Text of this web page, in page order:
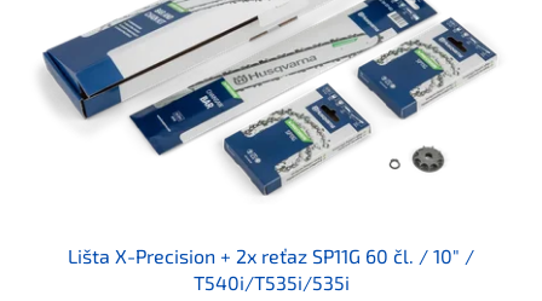
Lišta X-Precision + 2x reťaz SP11G 60 čl. / 10" /
T540i/T535i/535i